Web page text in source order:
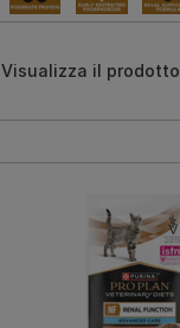
Visualizza il prodotto